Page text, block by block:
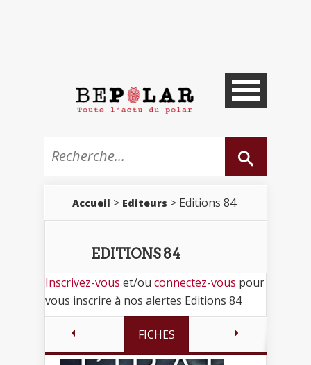
Accueil > Editeurs > Editions 84
EDITIONS 84
Inscrivez-vous et/ou connectez-vous pour
vous inscrire à nos alertes Editions 84
FICHES